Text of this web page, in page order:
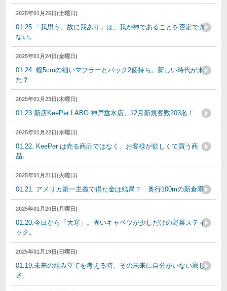
2025年01月25日(土曜日)
01.25.「我思う、故に我あり」は、我が神であることを否定でき
ない。
2025年01月24日(金曜日)
01.24. 幅5cmの細いマフラーとバック2個持ち。新しい時代が来
た？
2025年01月23日(木曜日)
01.23.新店KeePer LABO 神戸垂水店、12月新規客数203名！
2025年01月22日(水曜日)
01.22. KeePer は売る商品ではなく、お客様が欲しくて買う商
品。
2025年01月21日(火曜日)
01.21. アメリカ第一主義で得た金は結局？ 奥行100mの新倉庫
2025年01月20日(月曜日)
01.20.今日から「大寒」。固いキャベツが少しだけの野菜スティ
ック。
2025年01月19日(日曜日)
01.19.未来の組み立てを考える時、その未来に自分がいない寂し
さ。